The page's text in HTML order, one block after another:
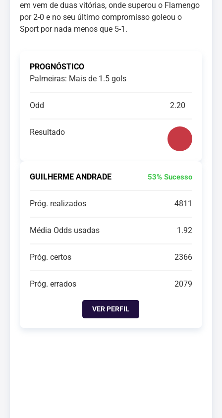
em vem de duas vitórias, onde superou o Flamengo
por 2-0 e no seu último compromisso goleou o
Sport por nada menos que 5-1.
PROGNÓSTICO
Palmeiras: Mais de 1.5 gols
Odd 2.20
Resultado
GUILHERME ANDRADE 53% Sucesso
Próg. realizados 4811
Média Odds usadas 1.92
Próg. certos 2366
Próg. errados 2079
VER PERFIL